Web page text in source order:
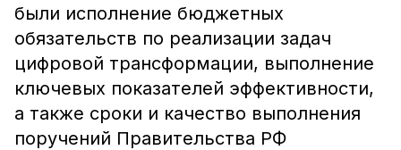
были исполнение бюджетных
обязательств по реализации задач
цифровой трансформации, выполнение
ключевых показателей эффективности,
а также сроки и качество выполнения
поручений Правительства РФ